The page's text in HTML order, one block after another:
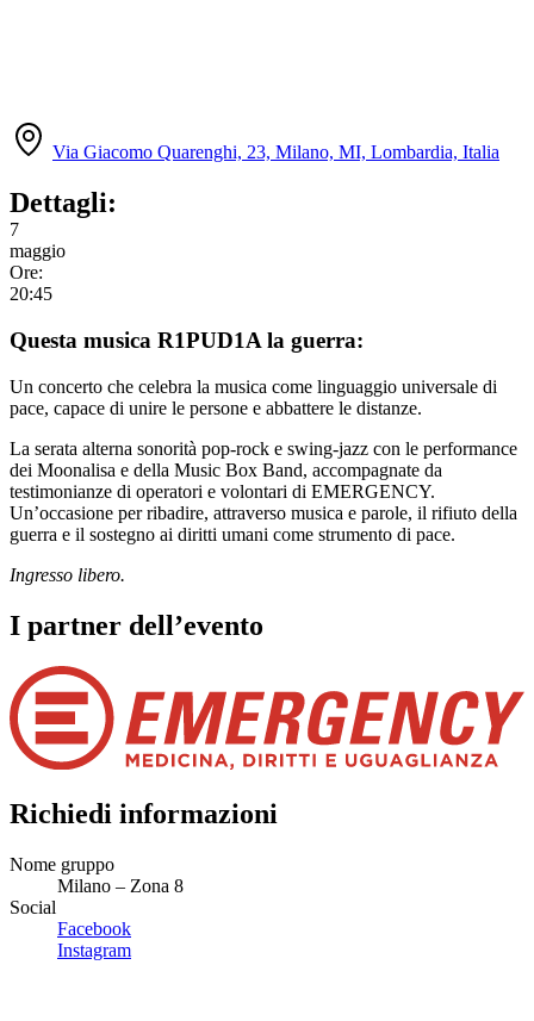
Via Giacomo Quarenghi, 23, Milano, MI, Lombardia, Italia
Dettagli:
7
maggio
Ore:
20:45
Questa musica R1PUD1A la guerra:
Un concerto che celebra la musica come linguaggio universale di
pace, capace di unire le persone e abbattere le distanze.
La serata alterna sonorità pop-rock e swing-jazz con le performance
dei Moonalisa e della Music Box Band, accompagnate da
testimonianze di operatori e volontari di EMERGENCY.
Un’occasione per ribadire, attraverso musica e parole, il rifiuto della
guerra e il sostegno ai diritti umani come strumento di pace.
Ingresso libero.
I partner dell’evento
Richiedi informazioni
Nome gruppo
Milano – Zona 8
Social
Facebook
Instagram